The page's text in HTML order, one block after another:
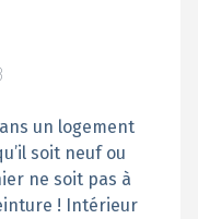
un logement
soit neuf ou
ne soit pas à
! Intérieur